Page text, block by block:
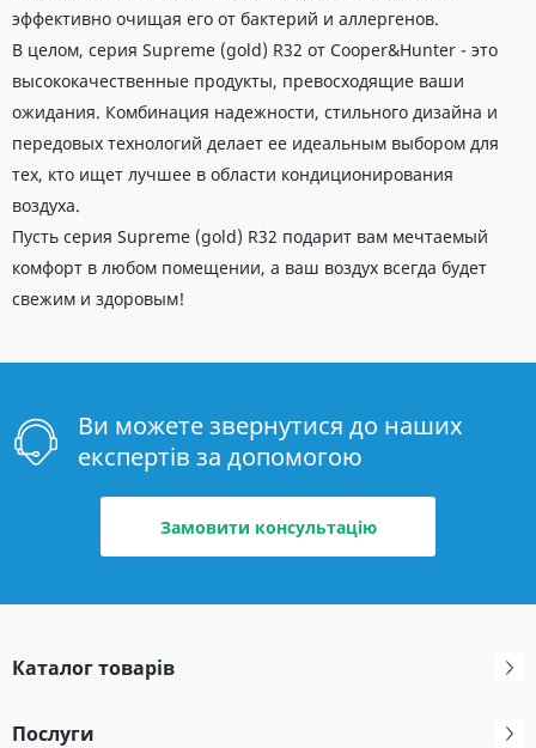
эффективно очищая его от бактерий и аллергенов.
В целом, серия Supreme (gold) R32 от Cooper&Hunter - это
высококачественные продукты, превосходящие ваши
ожидания. Комбинация надежности, стильного дизайна и
передовых технологий делает ее идеальным выбором для
тех, кто ищет лучшее в области кондиционирования
воздуха.
Пусть серия Supreme (gold) R32 подарит вам мечтаемый
комфорт в любом помещении, а ваш воздух всегда будет
свежим и здоровым!
Ви можете звернутися до наших
експертів за допомогою
Замовити консультацію
Каталог товарів
Послуги